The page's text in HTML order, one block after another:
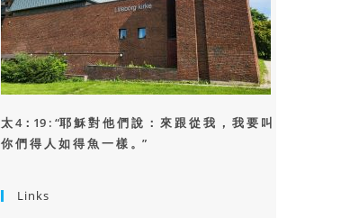
太 4：19 : “耶 穌 對 他 們 說 ： 來 跟 從 我 ， 我 要 叫
你 們 得 人 如 得 魚 一 樣 。”
Links